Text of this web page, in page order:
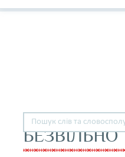
БЕЗВІЛЬНО